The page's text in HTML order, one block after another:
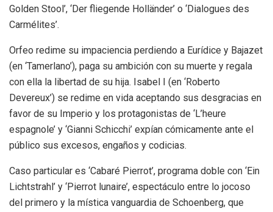
Golden Stool’, ‘Der fliegende Holländer’ o ‘Dialogues des
Carmélites’.
Orfeo redime su impaciencia perdiendo a Eurídice y Bajazet
(en ‘Tamerlano’), paga su ambición con su muerte y regala
con ella la libertad de su hija. Isabel I (en ‘Roberto
Devereux’) se redime en vida aceptando sus desgracias en
favor de su Imperio y los protagonistas de ‘L’heure
espagnole’ y ‘Gianni Schicchi’ expían cómicamente ante el
público sus excesos, engaños y codicias.
Caso particular es ‘Cabaré Pierrot’, programa doble con ‘Ein
Lichtstrahl’ y ‘Pierrot lunaire’, espectáculo entre lo jocoso
del primero y la mística vanguardia de Schoenberg, que